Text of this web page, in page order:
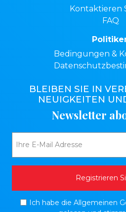
Kontaktieren
FAQ
Bedingungen &
BLEIBEN SIE IN
NEUIGKEITEN
Newsletter
Ich habe die Allgemeinen